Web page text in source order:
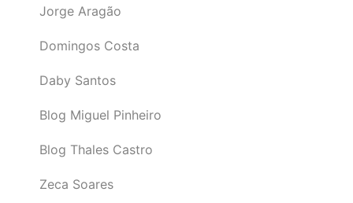
Jorge Aragão
Domingos Costa
Daby Santos
Blog Miguel Pinheiro
Blog Thales Castro
Zeca Soares